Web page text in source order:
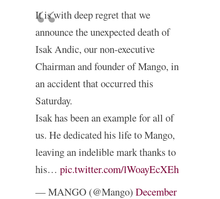
It is with deep regret that we
announce the unexpected death of
Isak Andic, our non-executive
Chairman and founder of Mango, in
an accident that occurred this
Saturday.
Isak has been an example for all of
us. He dedicated his life to Mango,
leaving an indelible mark thanks to
his… pic.twitter.com/lWoayEcXEh
— MANGO (@Mango) December